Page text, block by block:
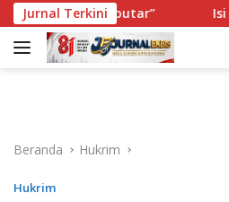
Langsung
ke
konten
Jurnal Terkini
putar” Isi Buku
Beranda Hukrim
Hukrim